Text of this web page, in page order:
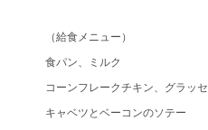
（給食メニュー）
食パン、ミルク
コーンフレークチキン、グラッセ
キャベツとベーコンのソテー